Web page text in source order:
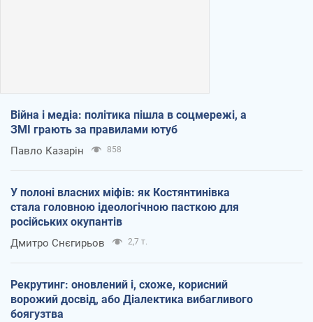
Війна і медіа: політика пішла в соцмережі, а
ЗМІ грають за правилами ютуб
Павло Казарін 858
У полоні власних міфів: як Костянтинівка
стала головною ідеологічною пасткою для
російських окупантів
Дмитро Снєгирьов 2,7 т.
Рекрутинг: оновлений і, схоже, корисний
ворожий досвід, або Діалектика вибагливого
боягузтва